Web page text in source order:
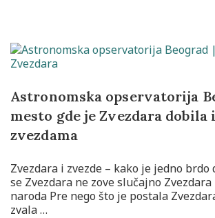
Astronomska opservatorija
mesto gde je Zvezdara dobila
zvezdama
Zvezdara i zvezde – kako je jedno brdo
se Zvezdara ne zove slučajno
naroda Pre nego što je postala
zvala …